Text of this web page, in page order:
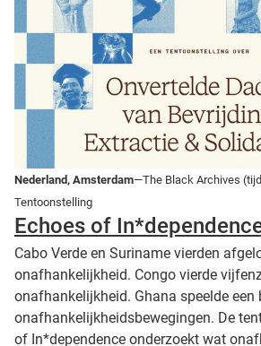
Nederland, Amsterdam—The Black Archives
Tentoonstelling
Echoes of
Cabo Verde en Suriname vierden
onafhankelijkheid. Congo vierde
onafhankelijkheid. Ghana speelde een
onafhankelijkheidsbewegingen. De
of In*dependence onderzoekt wat